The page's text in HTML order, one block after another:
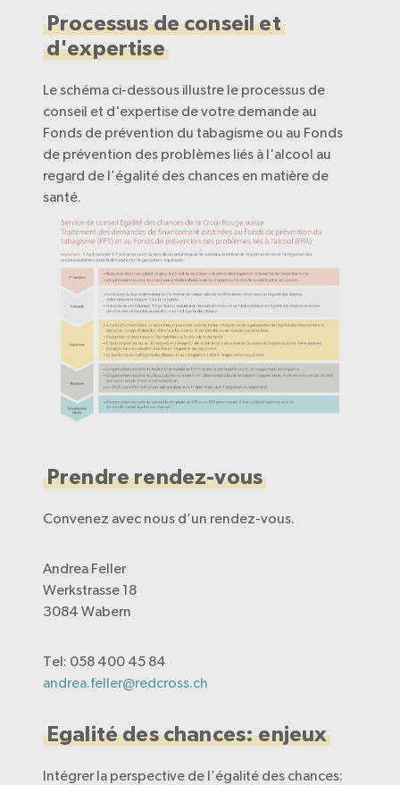
Processus de conseil et
d'expertise
Le schéma ci-dessous illustre le processus de
conseil et d'expertise de votre demande au
Fonds de prévention du tabagisme ou au Fonds
de prévention des problèmes liés à l'alcool au
regard de l’égalité des chances en matière de
santé.
Prendre rendez-vous
Convenez avec nous d’un rendez-vous.
Andrea Feller
Werkstrasse 18
3084 Wabern
Tel: 058 400 45 84
andrea.feller@redcross.ch
Egalité des chances: enjeux
Intégrer la perspective de l’égalité des chances: